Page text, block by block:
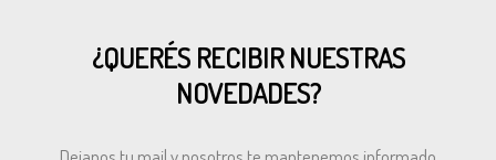
¿QUERÉS RECIBIR NUESTRAS
NOVEDADES?